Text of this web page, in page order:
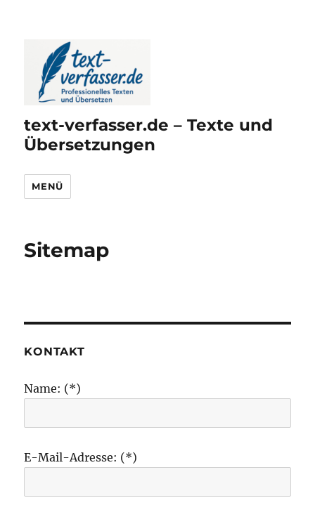
text-verfasser.de – Texte und
Übersetzungen
MENÜ
Sitemap
KONTAKT
Name: (*)
E-Mail-Adresse: (*)